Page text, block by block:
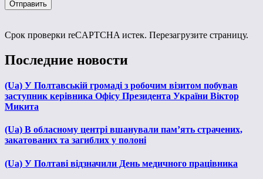
Срок проверки reCAPTCHA истек. Перезагрузите страницу.
Последние новости
(Ua) У Полтавській громаді з робочим візитом побував
заступник керівника Офісу Президента України Віктор
Микита
(Ua) В обласному центрі вшанували пам’ять страчених,
закатованих та загиблих у полоні
(Ua) У Полтаві відзначили День медичного працівника